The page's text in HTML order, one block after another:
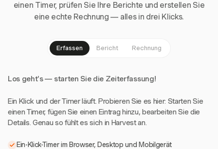
einen Timer, prüfen Sie Ihre Berichte und erstellen Sie
eine echte Rechnung — alles in drei Klicks.
Erfassen Bericht Rechnung
Los geht's — starten Sie die Zeiterfassung!
Ein Klick und der Timer läuft. Probieren Sie es hier: Starten Sie
einen Timer, fügen Sie einen Eintrag hinzu, bearbeiten Sie die
Details. Genau so fühlt es sich in Harvest an.
Ein-Klick-Timer im Browser, Desktop und Mobilgerät